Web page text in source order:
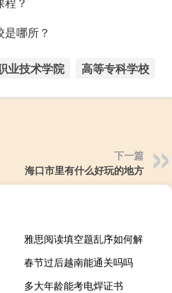
哪所？
业技术学院 高等专科学校
下一篇
海口市里有什么好玩的地方
雅思阅读填空题乱序如何解
春节过后越南能通关吗吗
多大年龄能考电焊证书